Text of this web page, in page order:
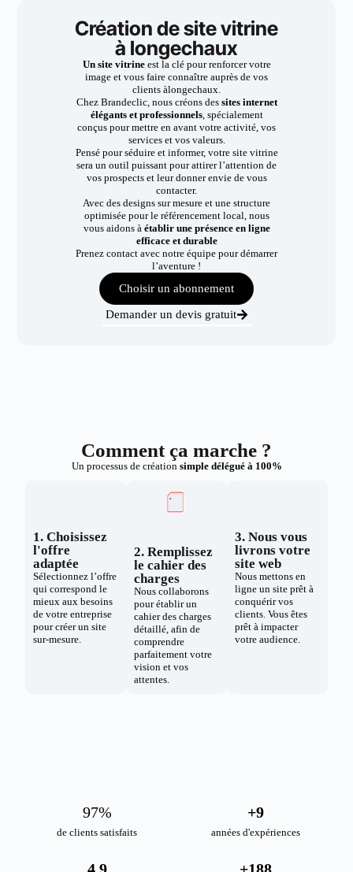
Création de site vitrine
à longechaux
Un site vitrineest la clé pour renforcer votre
image et vous faire connaître auprès de vos
clients àlongechaux.
Chez Brandeclic, nous créons dessites internet
élégants et professionnels, spécialement
conçus pour mettre en avant votre activité, vos
services et vos valeurs.
Pensé pour séduire et informer, votre site vitrine
sera un outil puissant pour attirer l’attention de
vos prospects et leur donner envie de vous
contacter.
Avec des designs sur mesure et une structure
optimisée pour le référencement local, nous
vous aidons à établir une présence en ligne
efficace et durable
Prenez contact avec notre équipe pour démarrer
l’aventure !
Choisir un abonnement
Demander un devis gratuit
Comment ça marche ?
Un processus de création simple délégué à 100%
1. Choisissez
l'offre
adaptée
Sélectionnez l’offre
qui correspond le
mieux aux besoins
de votre entreprise
pour créer un site
sur-mesure.
2. Remplissez
le cahier des
charges
Nous collaborons
pour établir un
cahier des charges
détaillé, afin de
comprendre
parfaitement votre
vision et vos
attentes.
3. Nous vous
livrons votre
site web
Nous mettons en
ligne un site prêt à
conquérir vos
clients. Vous êtes
prêt à impacter
votre audience.
de clients satisfaits
98%
années d'expériences
+10